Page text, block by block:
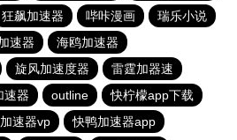
狂飙加速器 哔咔漫画
瑞乐小说
速器
海鸥加速器
旋风加速度器
雷霆加器速
速器 outline
快柠檬app下载
速器vp
快鸭加速器app